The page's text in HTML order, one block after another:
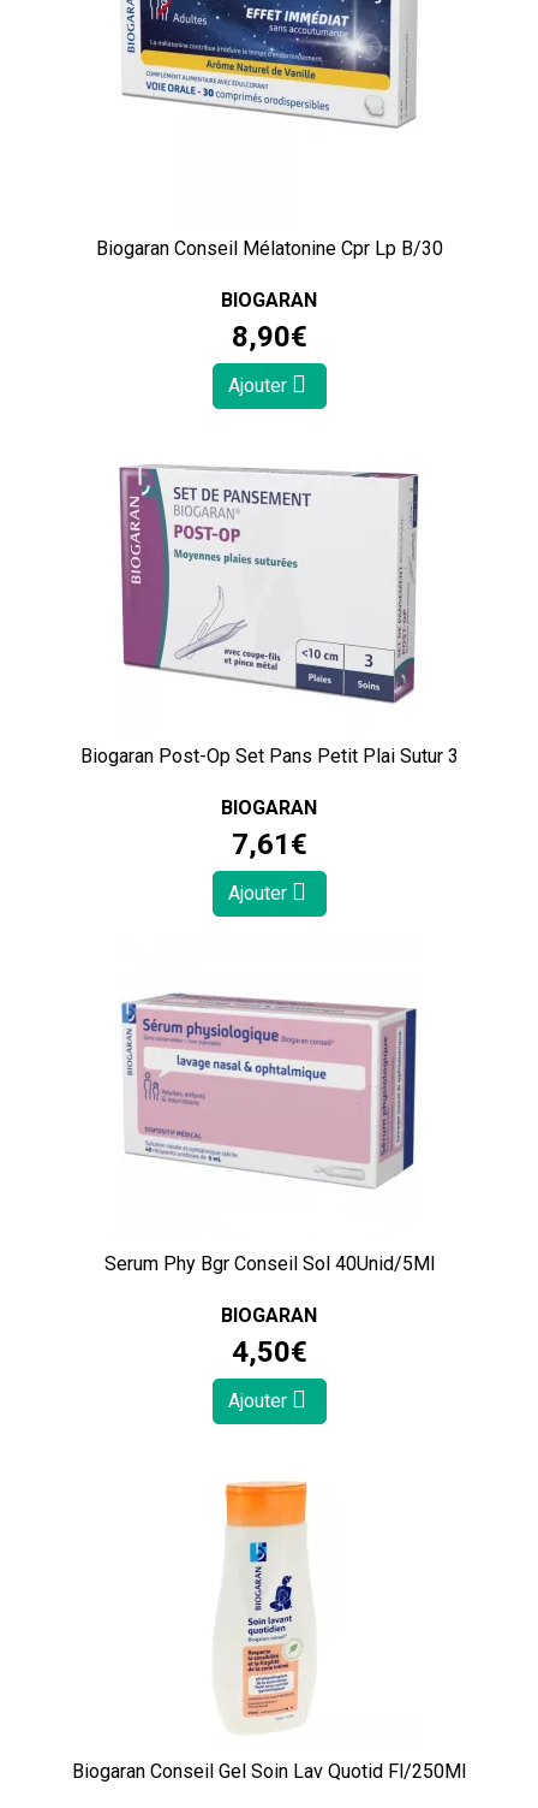
Biogaran Conseil Mélatonine Cpr Lp B/30
BIOGARAN
8,90€
Ajouter
Biogaran Post-Op Set Pans Petit Plai Sutur 3
BIOGARAN
7,61€
Ajouter
Serum Phy Bgr Conseil Sol 40Unid/5Ml
BIOGARAN
4,50€
Ajouter
Biogaran Conseil Gel Soin Lav Quotid Fl/250Ml